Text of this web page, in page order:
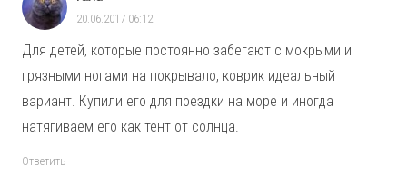
20.06.2017 06:12
Для детей, которые постоянно забегают с мокрыми и
грязными ногами на покрывало, коврик идеальный
вариант. Купили его для поездки на море и иногда
натягиваем его как тент от солнца.
Ответить